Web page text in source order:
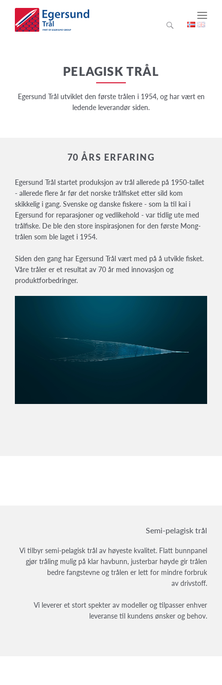
PELAGISK TRÅL
Egersund Trål utviklet den første trålen i 1954, og har vært en
ledende leverandør siden.
70 ÅRS ERFARING
Egersund Trål startet produksjon av trål allerede på 1950-tallet
- allerede flere år før det norske trålfisket etter sild kom
skikkelig i gang. Svenske og danske fiskere - som la til kai i
Egersund for reparasjoner og vedlikehold - var tidlig ute med
trålfiske. De ble den store inspirasjonen for den første Mong-
trålen som ble laget i 1954.
Siden den gang har Egersund Trål vært med på å utvikle fisket.
Våre tråler er et resultat av 70 år med innovasjon og
produktforbedringer.
Semi-pelagisk trål
Vi tilbyr semi-pelagisk trål av høyeste kvalitet. Flatt bunnpanel
gjør tråling mulig på klar havbunn, justerbar høyde gir trålen
bedre fangstevne og trålen er lett for mindre forbruk
av drivstoff.
Vi leverer et stort spekter av modeller og tilpasser enhver
leveranse til kundens ønsker og behov.